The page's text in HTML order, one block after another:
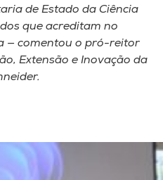
de Estado da Ciência
que acreditam no
— comentou o pró-reitor
Extensão e Inovação da